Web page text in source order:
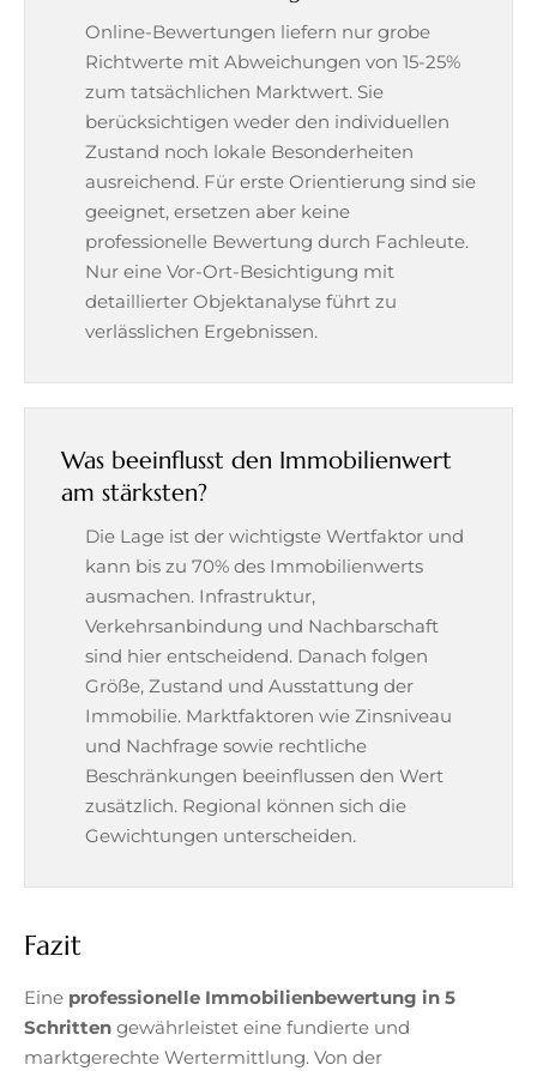
Online-Bewertungen liefern nur grobe
Richtwerte mit Abweichungen von 15-25%
zum tatsächlichen Marktwert. Sie
berücksichtigen weder den individuellen
Zustand noch lokale Besonderheiten
ausreichend. Für erste Orientierung sind sie
geeignet, ersetzen aber keine
professionelle Bewertung durch Fachleute.
Nur eine Vor-Ort-Besichtigung mit
detaillierter Objektanalyse führt zu
verlässlichen Ergebnissen.
Was beeinflusst den Immobilienwert
am stärksten?
Die Lage ist der wichtigste Wertfaktor und
kann bis zu 70% des Immobilienwerts
ausmachen. Infrastruktur,
Verkehrsanbindung und Nachbarschaft
sind hier entscheidend. Danach folgen
Größe, Zustand und Ausstattung der
Immobilie. Marktfaktoren wie Zinsniveau
und Nachfrage sowie rechtliche
Beschränkungen beeinflussen den Wert
zusätzlich. Regional können sich die
Gewichtungen unterscheiden.
Fazit
Eine professionelle Immobilienbewertung in 5
Schritten gewährleistet eine fundierte und
marktgerechte Wertermittlung. Von der